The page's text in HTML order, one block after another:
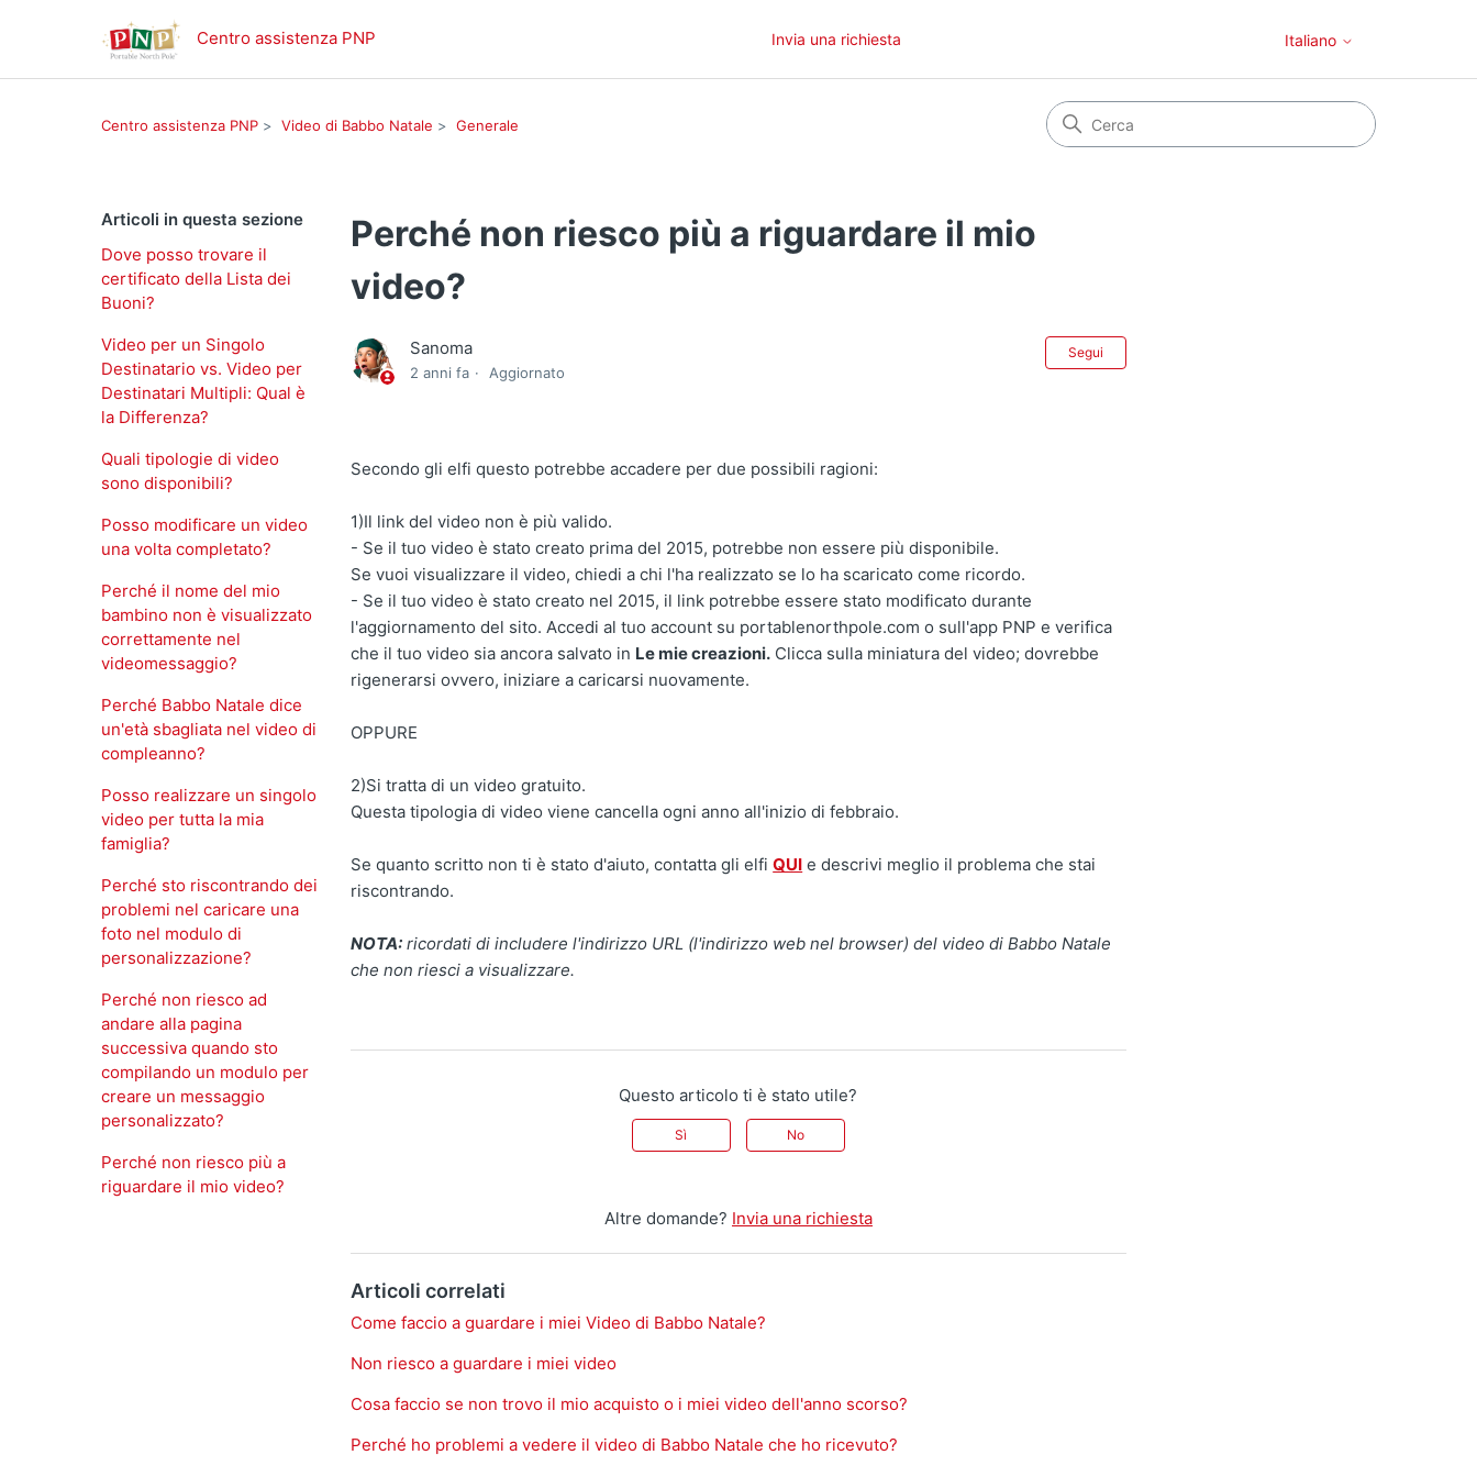
Centro assistenza PNP Invia una richiesta Italiano
Centro assistenza PNP Video di Babbo Natale Generale
Articoli in questa sezione
Dove posso trovare il
certificato della Lista dei
Buoni?
Video per un Singolo
Destinatario vs. Video per
Destinatari Multipli: Qual è
la Differenza?
Quali tipologie di video
sono disponibili?
Posso modificare un video
una volta completato?
Perché il nome del mio
bambino non è visualizzato
correttamente nel
videomessaggio?
Perché Babbo Natale dice
un'età sbagliata nel video di
compleanno?
Posso realizzare un singolo
video per tutta la mia
famiglia?
Perché sto riscontrando dei
problemi nel caricare una
foto nel modulo di
personalizzazione?
Perché non riesco ad
andare alla pagina
successiva quando sto
compilando un modulo per
creare un messaggio
personalizzato?
Perché non riesco più a
riguardare il mio video?
Perché non riesco più a riguardare il mio
video?
Sanoma
2 anni fa Aggiornato
Segui
Secondo gli elfi questo potrebbe accadere per due possibili ragioni:
1)Il link del video non è più valido.
- Se il tuo video è stato creato prima del 2015, potrebbe non essere più disponibile.
Se vuoi visualizzare il video, chiedi a chi l'ha realizzato se lo ha scaricato come ricordo.
- Se il tuo video è stato creato nel 2015, il link potrebbe essere stato modificato durante
l'aggiornamento del sito. Accedi al tuo account su portablenorthpole.com o sull'app PNP e verifica
che il tuo video sia ancora salvato in Le mie creazioni. Clicca sulla miniatura del video; dovrebbe
rigenerarsi ovvero, iniziare a caricarsi nuovamente.
OPPURE
2)Si tratta di un video gratuito.
Questa tipologia di video viene cancella ogni anno all'inizio di febbraio.
Se quanto scritto non ti è stato d'aiuto, contatta gli elfiQUI e descrivi meglio il problema che stai
riscontrando.
NOTA: ricordati di includere l'indirizzo URL (l'indirizzo web nel browser) del video di Babbo Natale
che non riesci a visualizzare.
Questo articolo ti è stato utile?
Sì No
Altre domande? Invia una richiesta
Articoli correlati
Come faccio a guardare i miei Video di Babbo Natale?
Non riesco a guardare i miei video
Cosa faccio se non trovo il mio acquisto o i miei video dell'anno scorso?
Perché ho problemi a vedere il video di Babbo Natale che ho ricevuto?